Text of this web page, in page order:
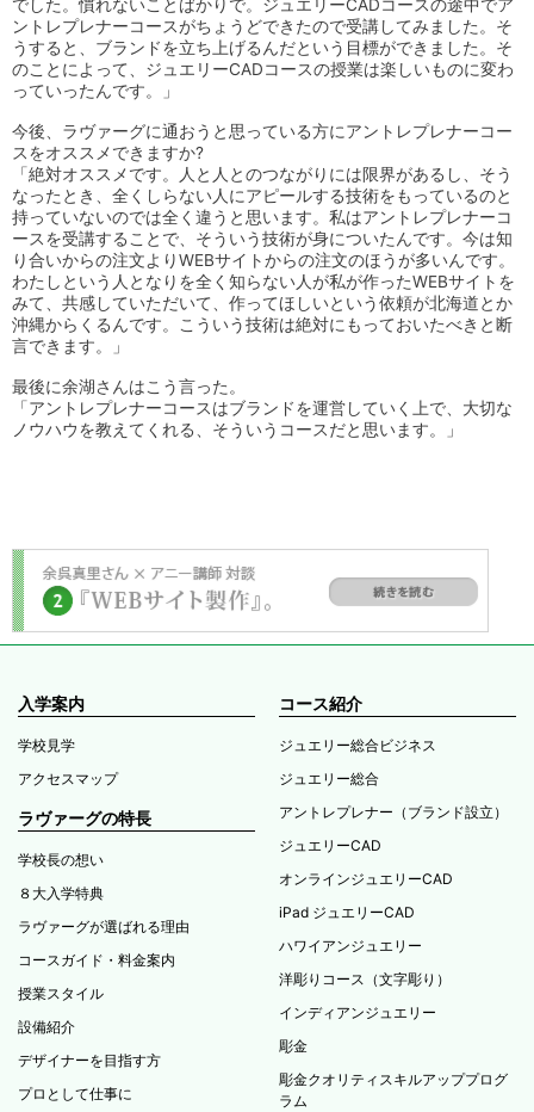
でした。慣れないことばかりで。ジュエリーCADコースの途中でア
ントレプレナーコースがちょうどできたので受講してみました。そ
うすると、ブランドを立ち上げるんだという目標ができました。そ
のことによって、ジュエリーCADコースの授業は楽しいものに変わ
っていったんです。」
今後、ラヴァーグに通おうと思っている方にアントレプレナーコー
スをオススメできますか?
「絶対オススメです。人と人とのつながりには限界があるし、そう
なったとき、全くしらない人にアピールする技術をもっているのと
持っていないのでは全く違うと思います。私はアントレプレナーコ
ースを受講することで、そういう技術が身についたんです。今は知
り合いからの注文よりWEBサイトからの注文のほうが多いんです。
わたしという人となりを全く知らない人が私が作ったWEBサイトを
みて、共感していただいて、作ってほしいという依頼が北海道とか
沖縄からくるんです。こういう技術は絶対にもっておいたべきと断
言できます。」
最後に余湖さんはこう言った。
「アントレプレナーコースはブランドを運営していく上で、大切な
ノウハウを教えてくれる、そういうコースだと思います。」
入学案内
学校見学
アクセスマップ
ラヴァーグの特長
学校長の想い
８大入学特典
ラヴァーグが選ばれる理由
コースガイド・料金案内
授業スタイル
設備紹介
デザイナーを目指す方
プロとして仕事に
コース紹介
ジュエリー総合ビジネス
ジュエリー総合
アントレプレナー（ブランド設立）
ジュエリーCAD
オンラインジュエリーCAD
iPad ジュエリーCAD
ハワイアンジュエリー
洋彫りコース（文字彫り）
インディアンジュエリー
彫金
彫金クオリティスキルアッププログ
ラム